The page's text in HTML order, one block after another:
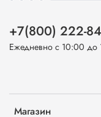
Магазин
+7(800) 222-
Ежедневно с 10:00 до